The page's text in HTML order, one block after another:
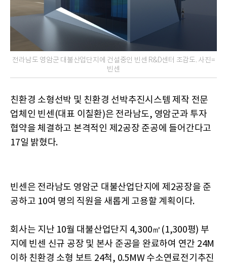
전라남도 영암군 대불산업단지에 건설중인 빈센 R&D센터 조감도. 사진=
빈센
친환경 소형선박 및 친환경 선박추진시스템 제작 전문
업체인 빈센(대표 이칠환)은 전라남도, 영암군과 투자
협약을 체결하고 본격적인 제2공장 준공에 들어간다고
17일 밝혔다.
빈센은 전라남도 영암군 대불산업단지에 제2공장을 준
공하고 10여 명의 직원을 새롭게 고용할 계획이다.
회사는 지난 10월 대불산업단지 4,300㎡(1,300평) 부
지에 빈센 신규 공장 및 본사 준공을 완료하여 연간 24M
이하 친환경 소형 보트 24척, 0.5MW 수소연료전기추진